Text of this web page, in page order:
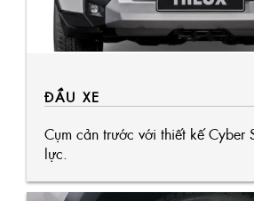
ĐẦU XE
Cụm cản trước với thiết kế Cyber
lực.